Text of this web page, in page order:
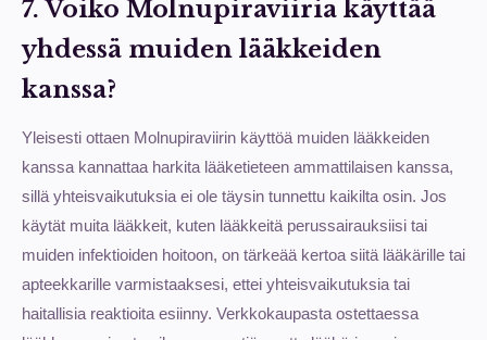
7. Voiko Molnupiraviiria käyttää
yhdessä muiden lääkkeiden
kanssa?
Yleisesti ottaen Molnupiraviirin käyttöä muiden lääkkeiden
kanssa kannattaa harkita lääketieteen ammattilaisen kanssa,
sillä yhteisvaikutuksia ei ole täysin tunnettu kaikilta osin. Jos
käytät muita lääkkeit, kuten lääkkeitä perussairauksiisi tai
muiden infektioiden hoitoon, on tärkeää kertoa siitä lääkärille tai
apteekkarille varmistaaksesi, ettei yhteisvaikutuksia tai
haitallisia reaktioita esiinny. Verkkokaupasta ostettaessa